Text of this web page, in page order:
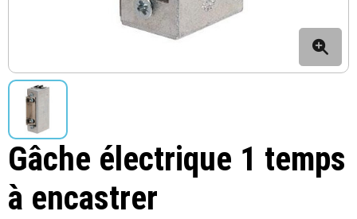
Gâche électrique 1 temps
à encastrer